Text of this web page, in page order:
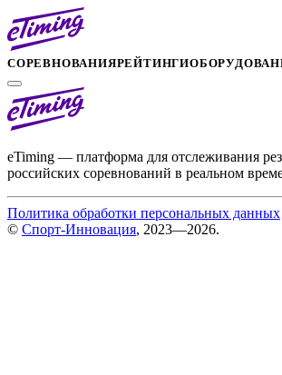
СОРЕВНОВАНИЯРЕЙТИНГИ
eTiming — платформа для отслеживания
российских соревнований в реальном
Политика обработки персональных данных
© Спорт-Инновация, 2023—2026.